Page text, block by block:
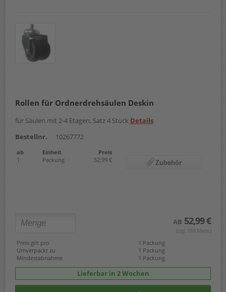
Rollen für Ordnerdrehsäulen Deskin
für Säulen mit 2-4 Etagen, Satz 4 Stück Details
Bestellnr.
10267772
ab Einheit
Preis
1
Packung 52,99 € Zubehör
AB 52,99 €
(zzgl. 19% Mwst.)
Preis gilt pro
1 Packung
Umverpackt zu
1 Packung
Mindestabnahme
1 Packung
Lieferbar in 2 Wochen